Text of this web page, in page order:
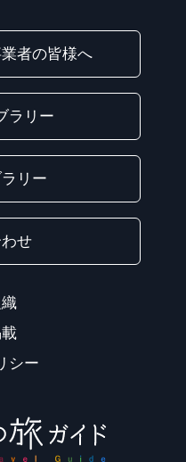
者の皆様へ
ラリー
リー
せ
シー